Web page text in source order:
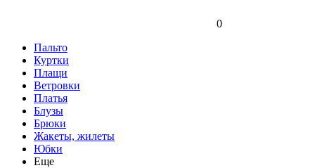
0
Пальто
Куртки
Плащи
Ветровки
Платья
Блузы
Брюки
Жакеты, жилеты
Юбки
Еще